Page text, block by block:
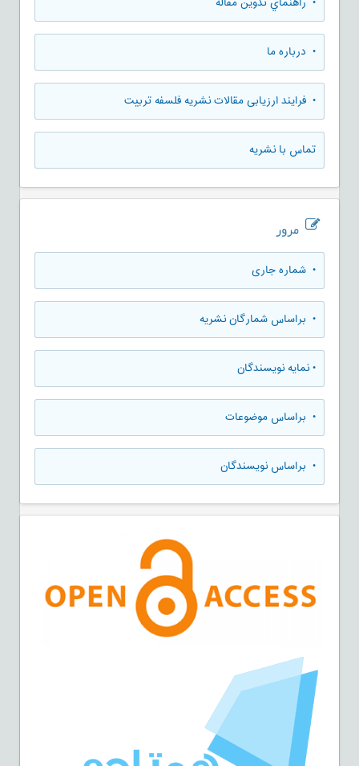
• درباره ما
• فرایند ارزیابی مقالات نشریه فلسفه تربیت
تماس با نشریه
مرور
• شماره جاری
• براساس شمارگان نشریه
•نمایه نویسندگان
• براساس موضوعات
• براساس نویسندگان